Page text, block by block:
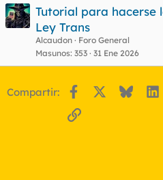
Tutorial para hacerse
Ley Trans
Alcaudon
Foro General
Masunos 353 31 Ene 2026
Compartir: Facebook
Enlace